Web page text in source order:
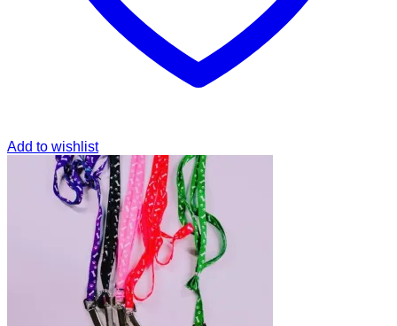
Add to wishlist